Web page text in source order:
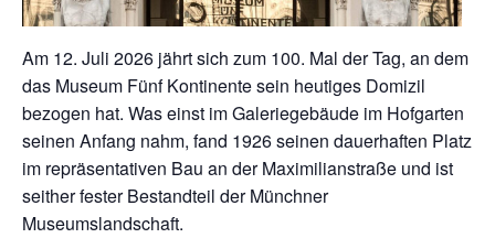
Am 12. Juli 2026 jährt sich zum 100. Mal der Tag, an dem
das Museum Fünf Kontinente sein heutiges Domizil
bezogen hat. Was einst im Galeriegebäude im Hofgarten
seinen Anfang nahm, fand 1926 seinen dauerhaften Platz
im repräsentativen Bau an der Maximilianstraße und ist
seither fester Bestandteil der Münchner
Museumslandschaft.